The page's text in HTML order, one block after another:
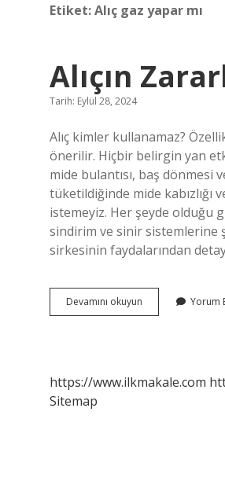
Etiket:Alıç gaz yapar mı
Alıçın
Tarih: Eylül 28, 2024
Alıç kimler kullanamaz?
önerilir. Hiçbir belirgin yan
mide bulantısı, baş dönmesi
tüketildiğinde mide
istemeyiz. Her şeyde olduğu
sindirim ve sinir sistemlerine
sirkesinin faydalarından
Devamını okuyun
Zararları
Yorum
https://www.ilkmakale.com
Sitemap